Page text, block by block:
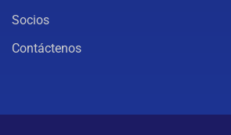
Socios
Contáctenos